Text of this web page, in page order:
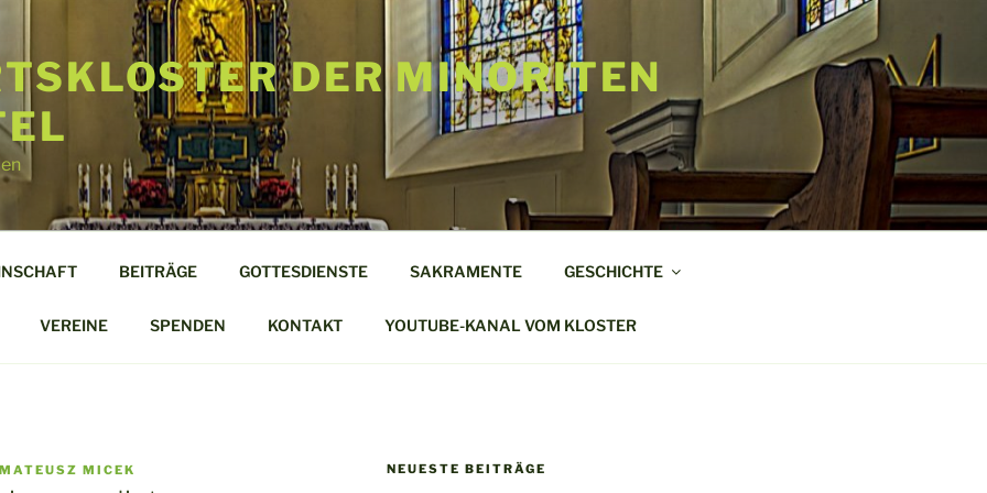
DER MINORITEN
BEITRÄGE GOTTESDIENSTE SAKRAMENTE GESCHICHTE
VEREINE SPENDEN KONTAKT YOUTUBE-KANAL VOM KLOSTER
MICEK NEUESTE BEITRÄGE